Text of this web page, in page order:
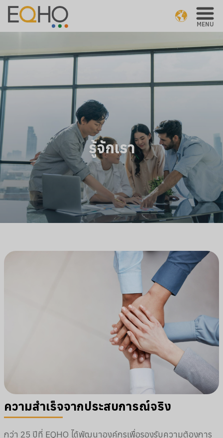
MENU
รู้จักเรา
ความสำเร็จจากประสบการณ์จริง
กว่า 25 ปีที่ EQHO ได้พัฒนาองค์กรเพื่อรองรับความต้องการ